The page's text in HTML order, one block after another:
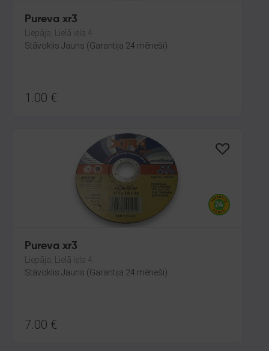
Pureva xr3
Liepāja, Lielā iela 4
Stāvoklis Jauns (Garantija 24 mēneši)
1.00 €
Pureva xr3
Liepāja, Lielā iela 4
Stāvoklis Jauns (Garantija 24 mēneši)
7.00 €